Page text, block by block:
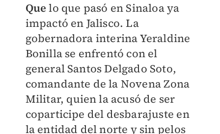
Que lo que pasó en Sinaloa ya
impactó en Jalisco. La
gobernadora interina Yeraldine
Bonilla se enfrentó con el
general Santos Delgado Soto,
comandante de la Novena Zona
Militar, quien la acusó de ser
coparticipe del desbarajuste en
la entidad del norte y sin pelos